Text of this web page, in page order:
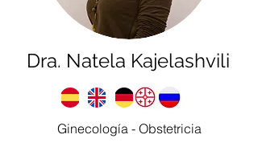
Dra. Natela Kajelashvili
Ginecología - Obstetricia